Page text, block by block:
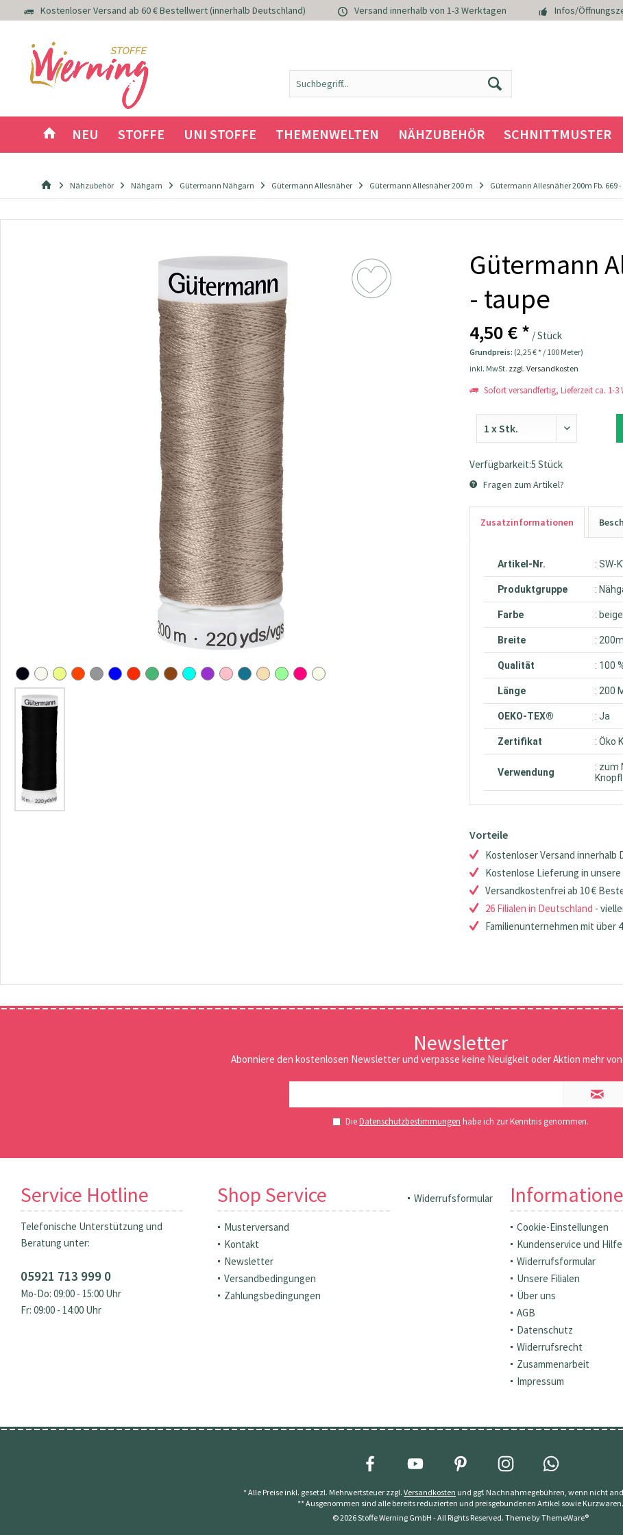
Kostenloser Versand ab 60 € Bestellwert (innerhalb Deutschland) Versand innerhalb von 1-3 Werktagen Infos/
NEU STOFFE UNI STOFFE THEMENWELTEN NÄHZUBEHÖR SCHNITTMUSTER
Nähzubehör Nähgarn Gütermann Nähgarn Gütermann Allesnäher Gütermann Allesnäher 200 m Gütermann Allesnäher 200m Fb. 669
Gütermann
- taupe
4,50 € * / Stück
Grundpreis: (2,25 € * / 100 Meter)
inkl. MwSt. zzgl. Versandkosten
Sofort versandfertig, Lieferzeit ca. 1-3
Verfügbarkeit:5 Stück
Fragen zum Artikel?
Zusatzinformationen
Artikel-Nr. : SW-
Produktgruppe :
Farbe : beige
Breite :
Qualität : 100
Länge : 200
OEKO-TEX® : Ja
Zertifikat : Öko
Verwendung
: zum
Vorteile
Kostenloser Versand innerhalb
Kostenlose Lieferung in unsere
Versandkostenfrei ab 10 €
26 Filialen in Deutschland -
Familienunternehmen mit über
Newsletter
Abonniere den kostenlosen Newsletter und verpasse keine Neuigkeit oder Aktion mehr
DieDatenschutzbestimmungen habe ich zur Kenntnis genommen.
Service Hotline
Telefonische Unterstützung und
Beratung unter:
05921 713 999 0
Mo-Do: 09:00 - 15:00 Uhr
Fr: 09:00 - 14:00 Uhr
Shop Service
Musterversand
Kontakt
Newsletter
Versandbedingungen
Zahlungsbedingungen
Widerrufsformular
Cookie-Einstellungen
Kundenservice und Hilfe
Widerrufsformular
Unsere Filialen
Über uns
AGB
Datenschutz
Widerrufsrecht
Zusammenarbeit
Impressum
* Alle Preise inkl. gesetzl. Mehrwertsteuer zzgl. Versandkosten und ggf. Nachnahmegebühren, wenn nicht
** Ausgenommen sind alle bereits reduzierten und preisgebundenen Artikel sowie Kurzwaren.
© 2026 Stoffe Werning GmbH - All Rights Reserved. Theme byThemeWare®